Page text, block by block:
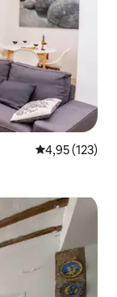
4,95 de uma
4,95 (123)